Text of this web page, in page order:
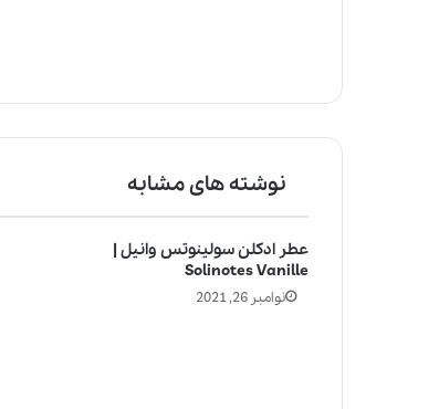
نوشته های مشابه
عطر ادکلن سولینوتس وانیل |
Solinotes Vanille
نوامبر 26, 2021